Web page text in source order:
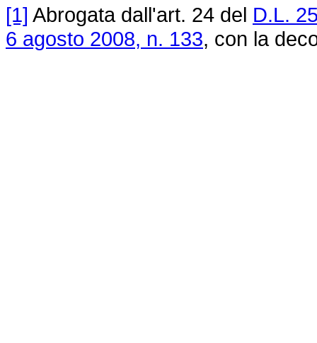
[1] Abrogata dall'art. 24 del D.L.
6 agosto 2008, n. 133, con la